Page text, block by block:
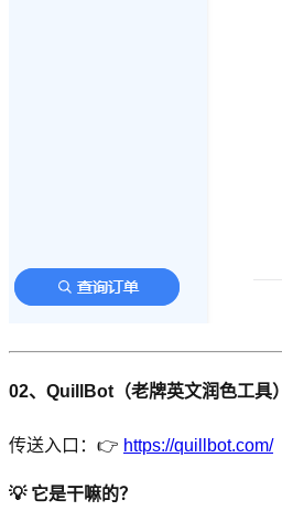
02、QuillBot（老牌英文润色工具）
传送入口：👉 https://quillbot.com/
💡 它是干嘛的？